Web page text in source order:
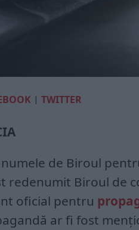
| TWITTER
de Biroul
redenumit Biroul de
oficial pentru
ar fi fost